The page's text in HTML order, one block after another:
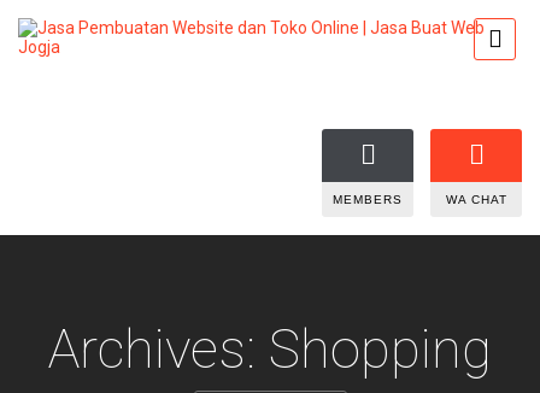
MEMBERS WA CHAT
Archives: Shopping